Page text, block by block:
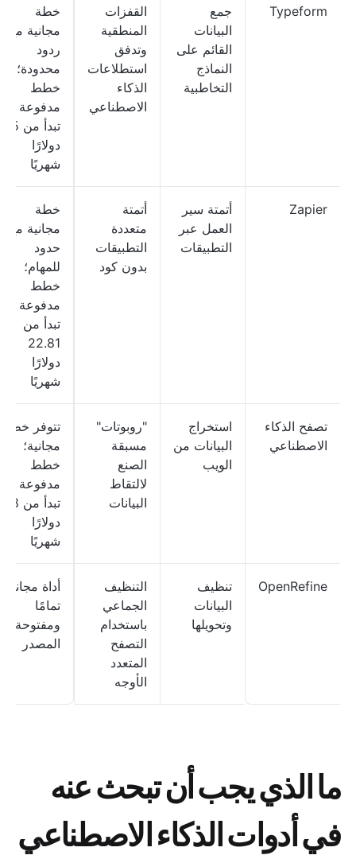
Typeform
جمع
البيانات
القائم على
النماذج
التخاطبية
القفزات
المنطقية
وتدفق
استطلاعات
الذكاء
الاصطناعي
خطة
مجانية مع
ردود
محدودة؛
خطط
مدفوعة
تبدأ من 25
دولارًا
شهريًا
Zapier
أتمتة سير
العمل عبر
التطبيقات
أتمتة
متعددة
التطبيقات
بدون كود
خطة
مجانية مع
حدود
للمهام؛
خطط
مدفوعة
تبدأ من
22.81
دولارًا
شهريًا
تصفح الذكاء
الاصطناعي
استخراج
البيانات من
الويب
"روبوتات"
مسبقة
الصنع
لالتقاط
البيانات
تتوفر خطة
مجانية؛
خطط
مدفوعة
تبدأ من 48
دولارًا
شهريًا
OpenRefine
تنظيف
البيانات
وتحويلها
التنظيف
الجماعي
باستخدام
التصفح
المتعدد
الأوجه
أداة مجانية
تمامًا
ومفتوحة
المصدر
ما الذي يجب أن تبحث عنه
في أدوات الذكاء الاصطناعي